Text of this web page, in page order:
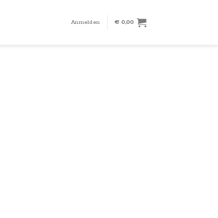
Anmelden €0,00